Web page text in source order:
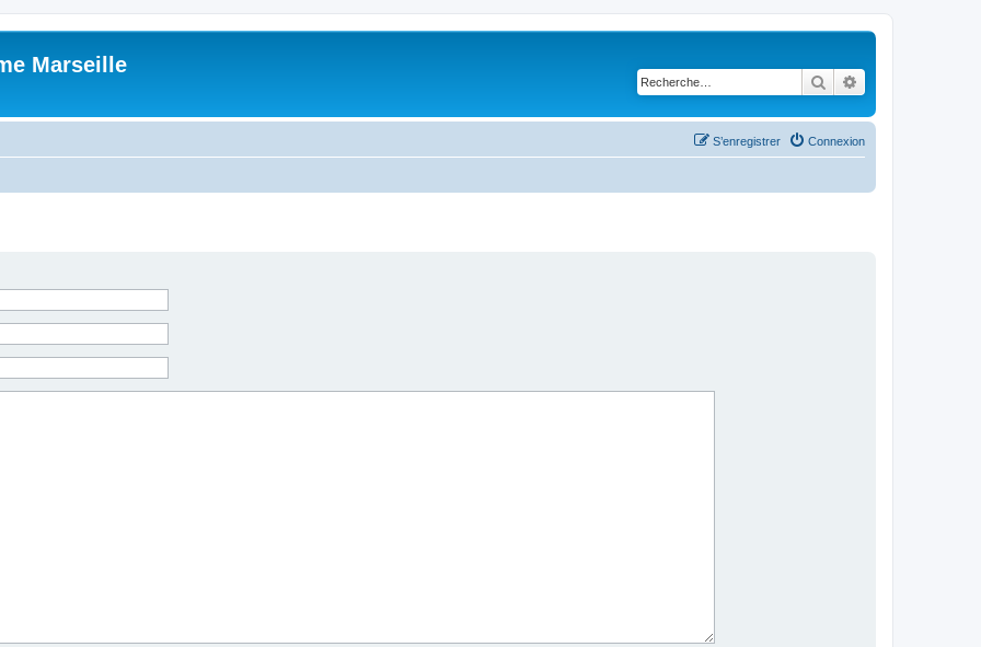
Marseille
Rechercher
Connexion
S’enregistrer